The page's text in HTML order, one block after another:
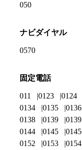
050
ナビダイヤル
0570
固定電話
011 0123 0124
0134
0135 0136
0138
0139
0144
0145
0152
0153 0154